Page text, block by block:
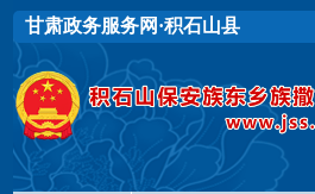
甘肃政务服务网·积石山县